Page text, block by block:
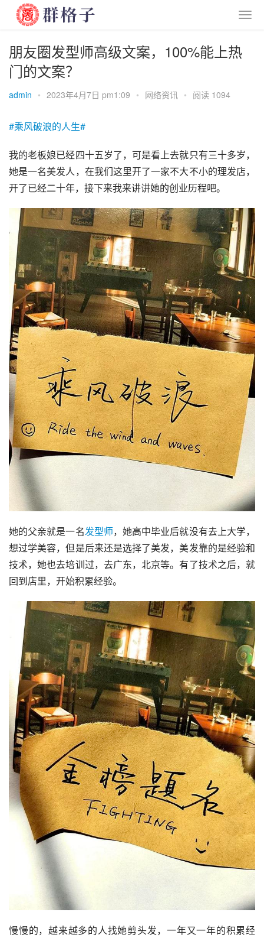
朋友圈发型师高级文案，100%能上热
门的文案？
admin • 2023年4月7日 pm1:09 • 网络资讯 • 阅读 1094
#乘风破浪的人生#
我的老板娘已经四十五岁了，可是看上去就只有三十多岁，
她是一名美发人，在我们这里开了一家不大不小的理发店，
开了已经二十年，接下来我来讲讲她的创业历程吧。
她的父亲就是一名发型师，她高中毕业后就没有去上大学，
想过学美容，但是后来还是选择了美发，美发靠的是经验和
技术，她也去培训过，去广东，北京等。有了技术之后，就
回到店里，开始积累经验。
慢慢的，越来越多的人找她剪头发，一年又一年的积累经